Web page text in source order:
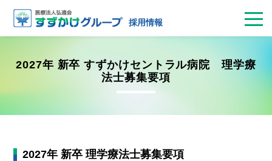
採用情報
2027年 新卒 すずかけセントラル病院 理学療
法士募集要項
2027年 新卒 理学療法士募集要項